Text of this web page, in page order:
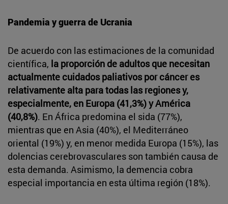
Pandemia y guerra de Ucrania
De acuerdo con las estimaciones de la comunidad
científica, la proporción de adultos que necesitan
actualmente cuidados paliativos por cáncer es
relativamente alta para todas las regiones y,
especialmente, en Europa (41,3%) y América
(40,8%). En África predomina el sida (77%),
mientras que en Asia (40%), el Mediterráneo
oriental (19%) y, en menor medida Europa (15%), las
dolencias cerebrovasculares son también causa de
esta demanda. Asimismo, la demencia cobra
especial importancia en esta última región (18%).